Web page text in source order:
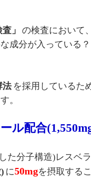
」
の検査において
成分が入っている
法 を採用しているた
。
ル配合
た分子構造)レスベ
に50mgを摂取する